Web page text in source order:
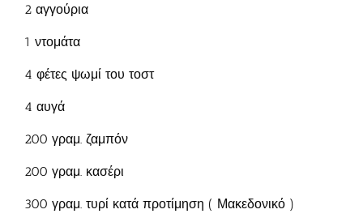
2 αγγούρια
1 ντομάτα
4 φέτες ψωμί του τοστ
4 αυγά
200 γραμ. ζαμπόν
200 γραμ. κασέρι
300 γραμ. τυρί κατά προτίμηση ( Μακεδονικό )